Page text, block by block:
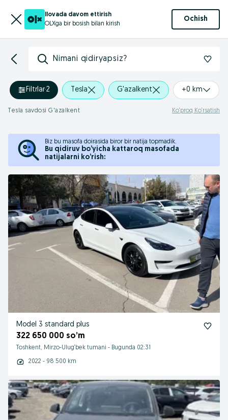
Ilovada davom ettirish
OLXga bir bosish bilan kirish
Ochish
Nimani qidiryapsiz?
Filtrlar·2 Tesla G'azalkent +0 km
Tesla savdosi G'azalkent Ko‘proq Ko‘rsatish
Biz bu masofa doirasida biror bir natija topmadik.
Bu qidiruv bo’yicha kattaroq masofada
natijalarni ko’rish:
Model 3 standard plus
322 650 000 so’m
Toshkent, Mirzo-Ulug‘bek tumani - Bugunda 02:31
2022 - 98 500 km